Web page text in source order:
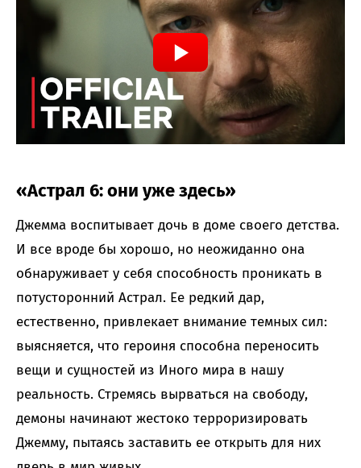
«Астрал 6: они уже здесь»
Джемма воспитывает дочь в доме своего детства.
И все вроде бы хорошо, но неожиданно она
обнаруживает у себя способность проникать в
потусторонний Астрал. Ее редкий дар,
естественно, привлекает внимание темных сил:
выясняется, что героиня способна переносить
вещи и сущностей из Иного мира в нашу
реальность. Стремясь вырваться на свободу,
демоны начинают жестоко терроризировать
Джемму, пытаясь заставить ее открыть для них